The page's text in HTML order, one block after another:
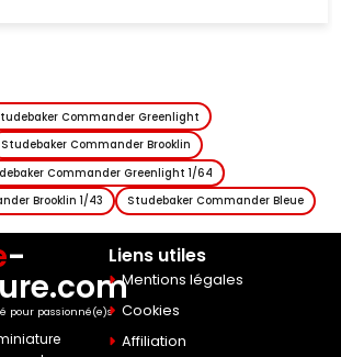
Commander Greenlight
Studebaker Commander Brooklin
Commander Greenlight 1/64
Brooklin 1/43
Studebaker Commander Bleue
-
pour passionné(e)s
Liens utiles
Mentions légales
Cookies
Affiliation